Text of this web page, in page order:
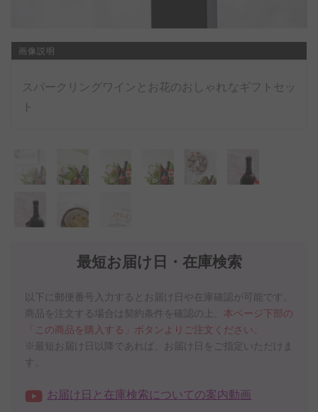
最短お届け日・在庫検索
以下に郵便番号入力するとお届け日や在庫確認が可能です。
商品を注文する場合は契約条件を確認の上、 本ページ下部の
「この商品を購入する」ボタンよりご注文ください。
※最短お届け日以降であれば、お届け日をご指定いただけま
す。
お届け日と在庫検索についての案内動画
画像説明
スパークリングワインとお花のおしゃれなギフトセッ
ト